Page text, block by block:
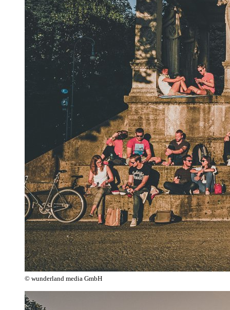
© wunderland media GmbH